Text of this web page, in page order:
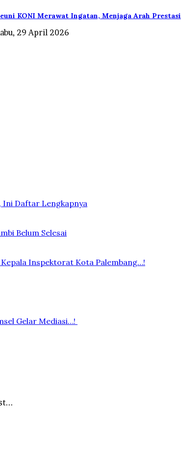
KONI Merawat Ingatan, Menjaga Arah Prestasi
29 April 2026
Ini Daftar Lengkapnya
Belum Selesai
Inspektorat Kota Palembang…!
Gelar Mediasi…!